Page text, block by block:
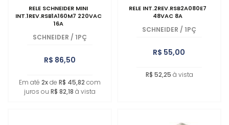
RELE SCHNEIDER MINI
INT.1REV.RSB1A160M7 220VAC
16A
SCHNEIDER / 1PÇ
R$ 86,50
Em até 2xde R$ 45,82 com
juros ou R$ 82,18 à vista
RELE INT.2REV.RSB2A080E7
48VAC 8A
SCHNEIDER / 1PÇ
R$ 55,00
R$ 52,25 à vista